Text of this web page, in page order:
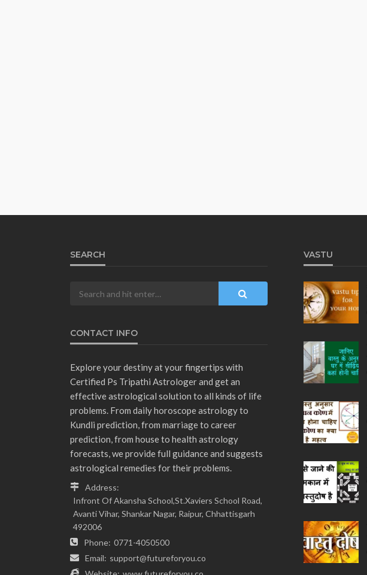
SEARCH
CONTACT INFO
Explore your destiny at your fingertips with
Certified Ps Tripathi Astrologer and get an
effective astrological solution to all kinds of life
problems. From daily horoscope astrology to
Kundli prediction, from marriage to career
prediction, from house to health astrology
forecasts, we provide full guidance and suggests
astrological remedies for their problems.
Address:
Infront Of Akansha School,St.Xaviers School Road,
Avanti Vihar, Shankar Nagar, Raipur, Chhattisgarh
492006
Phone: 0771-4050500
Email: support@futureforyou.co
VASTU